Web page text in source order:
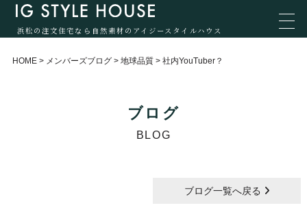
浜松の注文住宅なら自然素材のアイジースタイルハウス
HOME > メンバーズブログ > 地球品質 > 社内YouTuber？
ブログ
BLOG
ブログ一覧へ戻る